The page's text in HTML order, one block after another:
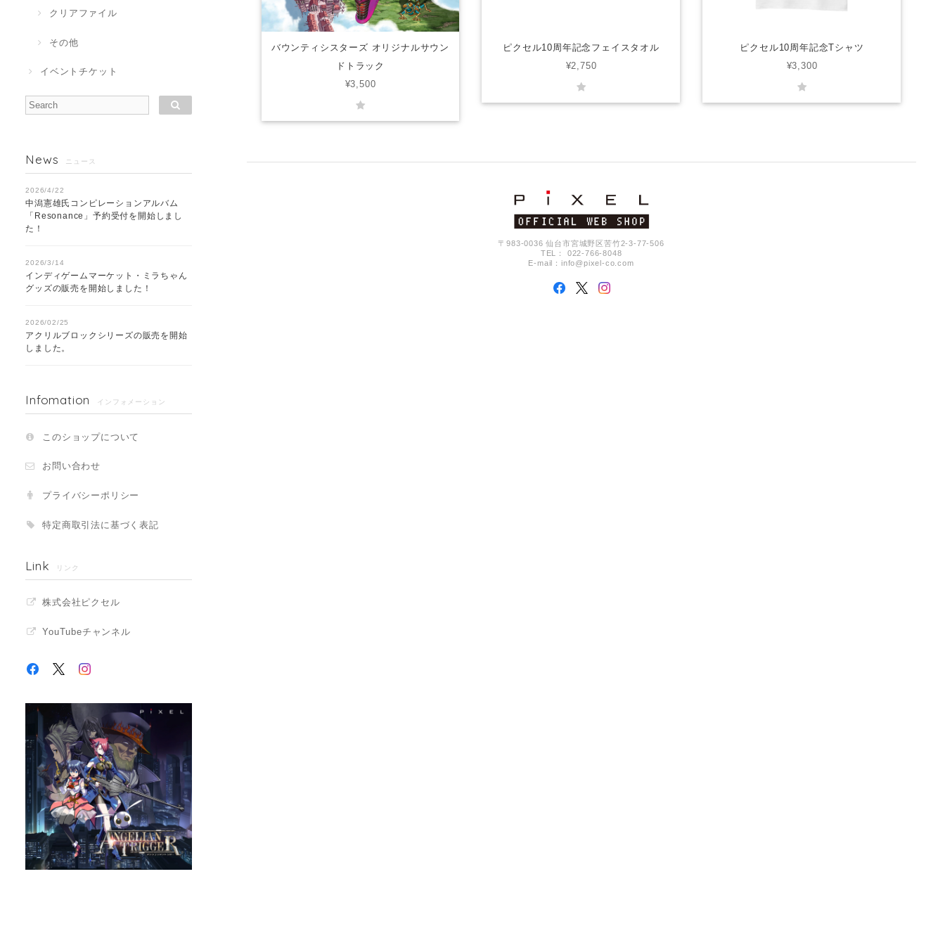
クリアファイル
その他
イベントチケット
News ニュース
2026/4/22
中潟憲雄氏コンピレーションアルバム
「Resonance」予約受付を開始しまし
た！
2026/3/14
インディゲームマーケット・ミラちゃん
グッズの販売を開始しました！
2026/02/25
アクリルブロックシリーズの販売を開始
しました。
Infomation インフォメーション
このショップについて
お問い合わせ
プライバシーポリシー
特定商取引法に基づく表記
Link リンク
株式会社ピクセル
YouTubeチャンネル
バウンティシスターズ オリジナルサウン
ドトラック
¥3,500
ピクセル10周年記念フェイスタオル
¥2,750
ピクセル10周年記念Tシャツ
¥3,300
〒983-0036 仙台市宮城野区苦竹2-3-77-506
TEL： 022-766-8048
E-mail：info@pixel-co.com